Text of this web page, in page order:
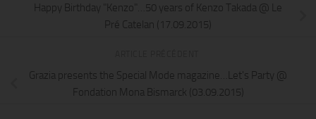
Happy Birthday "Kenzo"…50 years of Kenzo Takada @ Le
Pré Catelan (17.09.2015)
Grazia presents the Special Mode magazine…Let's Party @
Fondation Mona Bismarck (03.09.2015)